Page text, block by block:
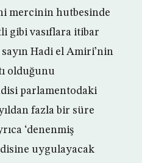
mercinin hutbesinde
gibi vasıflara itibar
Hadi el Amiri’nin
olduğunu
parlamentodaki
fazla bir süre
‘denenmiş
uygulayacak